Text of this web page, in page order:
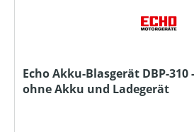
Echo Akku-Blasgerät DBP-
ohne Akku und Ladegerät